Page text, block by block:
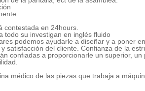
contestada en 24hours.
todo su investigan en inglés fluido
podemos ayudarle a diseñar y a poner
del cliente. Confianza de la
confiadas a proporcionarle un superior,